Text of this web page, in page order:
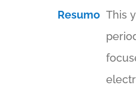
Resumo This